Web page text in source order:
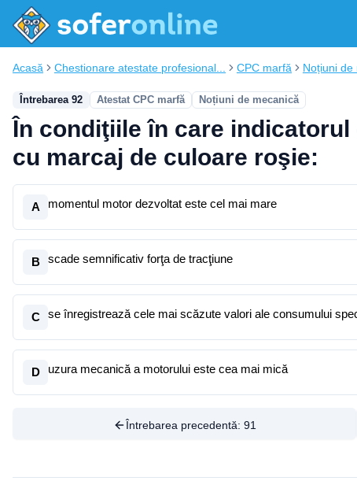
Acasă Chestionare atestate profesional... CPC marfă Noțiuni de
Întrebarea 92 Atestat CPC marfă Noțiuni de mecanică
În condiţiile în care
cu marcaj de culoare roşie:
A momentul motor dezvoltat este cel mai mare
B scade semnificativ forţa de tracţiune
C se înregistrează cele mai scăzute valori ale consumului
D uzura mecanică a motorului este cea mai mică
Întrebarea precedentă: 91